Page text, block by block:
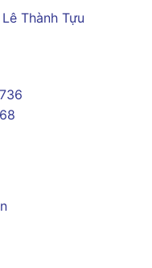
Lê Thành Tựu